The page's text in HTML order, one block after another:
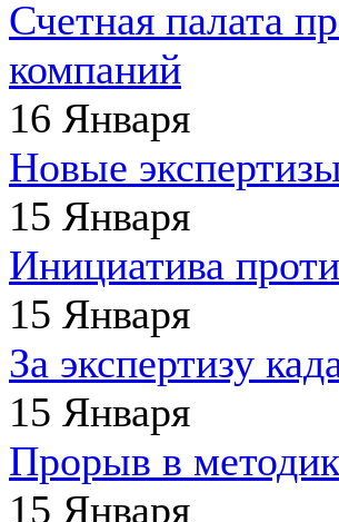
Счетная палата
компаний
16 Января
Новые
15 Января
Инициатива
15 Января
За экспертизу
15 Января
Прорыв в
15 Января